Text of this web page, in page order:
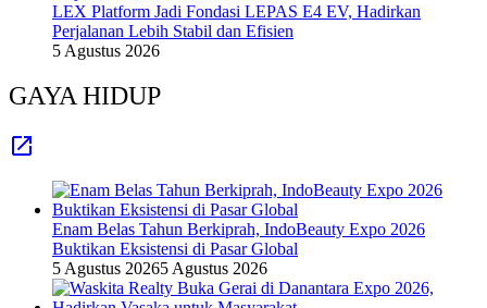
LEX Platform Jadi Fondasi LEPAS E4 EV, Hadirkan
Perjalanan Lebih Stabil dan Efisien
5 Agustus 2026
GAYA HIDUP
Enam Belas Tahun Berkiprah, IndoBeauty Expo 2026
Buktikan Eksistensi di Pasar Global
5 Agustus 20265 Agustus 2026